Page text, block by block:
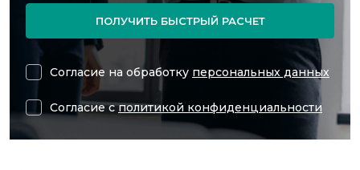
ПОЛУЧИТЬ БЫСТРЫЙ РАСЧЕТ
Согласие на обработку персональных данных
Согласие сполитикой конфиденциальности